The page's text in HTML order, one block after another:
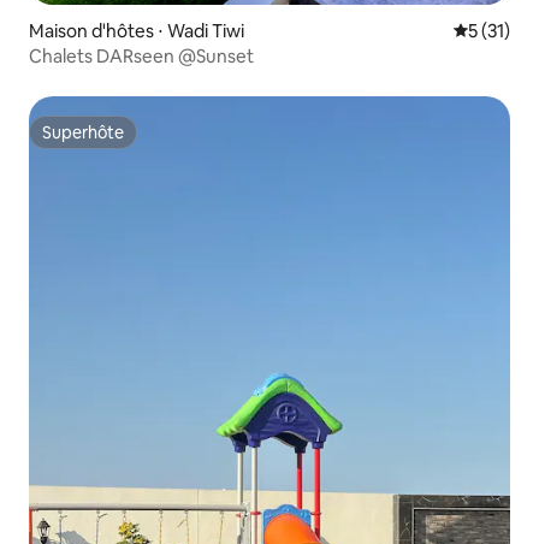
Maison d'hôtes ⋅ Wadi Tiwi
5 (31)
Chalets DARseen @Sunset
Superhôte
Superhôte